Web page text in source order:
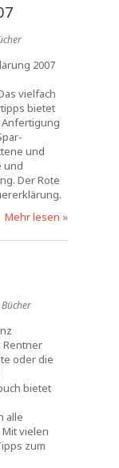
2007
vielfach
bietet
und
und
Der Rote
Mehr lesen »
Rentner
oder die
bietet
alle
vielen
zum